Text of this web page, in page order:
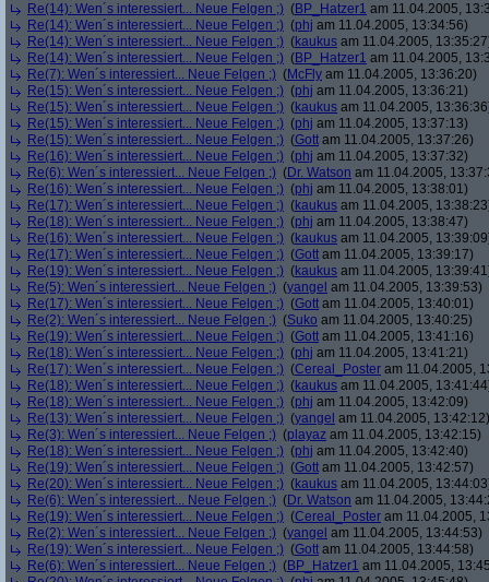
Re(14): Wen´s interessiert... Neue Felgen ;) (BP_Hatzer1 am 11.04.2005,
Re(14): Wen´s interessiert... Neue Felgen ;) (phj am 11.04.2005, 13:34:56)
Re(14): Wen´s interessiert... Neue Felgen ;) (kaukus am 11.04.2005,
Re(14): Wen´s interessiert... Neue Felgen ;) (BP_Hatzer1 am 11.04.2005,
Re(7): Wen´s interessiert... Neue Felgen ;) (McFly am 11.04.2005, 13:36:20)
Re(15): Wen´s interessiert... Neue Felgen ;) (phj am 11.04.2005, 13:36:21)
Re(15): Wen´s interessiert... Neue Felgen ;) (kaukus am 11.04.2005,
Re(15): Wen´s interessiert... Neue Felgen ;) (phj am 11.04.2005, 13:37:13)
Re(15): Wen´s interessiert... Neue Felgen ;) (Gott am 11.04.2005, 13:37:26)
Re(16): Wen´s interessiert... Neue Felgen ;) (phj am 11.04.2005, 13:37:32)
Re(6): Wen´s interessiert... Neue Felgen ;) (Dr. Watson am 11.04.2005,
Re(16): Wen´s interessiert... Neue Felgen ;) (phj am 11.04.2005, 13:38:01)
Re(17): Wen´s interessiert... Neue Felgen ;) (kaukus am 11.04.2005,
Re(18): Wen´s interessiert... Neue Felgen ;) (phj am 11.04.2005, 13:38:47)
Re(16): Wen´s interessiert... Neue Felgen ;) (kaukus am 11.04.2005,
Re(17): Wen´s interessiert... Neue Felgen ;) (Gott am 11.04.2005, 13:39:17)
Re(19): Wen´s interessiert... Neue Felgen ;) (kaukus am 11.04.2005,
Re(5): Wen´s interessiert... Neue Felgen ;) (yangel am 11.04.2005, 13:39:53)
Re(17): Wen´s interessiert... Neue Felgen ;) (Gott am 11.04.2005, 13:40:01)
Re(2): Wen´s interessiert... Neue Felgen ;) (Suko am 11.04.2005, 13:40:25)
Re(19): Wen´s interessiert... Neue Felgen ;) (Gott am 11.04.2005, 13:41:16)
Re(18): Wen´s interessiert... Neue Felgen ;) (phj am 11.04.2005, 13:41:21)
Re(17): Wen´s interessiert... Neue Felgen ;) (Cereal_Poster am 11.04.2005,
Re(18): Wen´s interessiert... Neue Felgen ;) (kaukus am 11.04.2005,
Re(18): Wen´s interessiert... Neue Felgen ;) (phj am 11.04.2005, 13:42:09)
Re(13): Wen´s interessiert... Neue Felgen ;) (yangel am 11.04.2005, 13:42:12)
Re(3): Wen´s interessiert... Neue Felgen ;) (playaz am 11.04.2005, 13:42:15)
Re(18): Wen´s interessiert... Neue Felgen ;) (phj am 11.04.2005, 13:42:40)
Re(19): Wen´s interessiert... Neue Felgen ;) (Gott am 11.04.2005, 13:42:57)
Re(20): Wen´s interessiert... Neue Felgen ;) (kaukus am 11.04.2005,
Re(6): Wen´s interessiert... Neue Felgen ;) (Dr. Watson am 11.04.2005,
Re(19): Wen´s interessiert... Neue Felgen ;) (Cereal_Poster am 11.04.2005,
Re(2): Wen´s interessiert... Neue Felgen ;) (yangel am 11.04.2005, 13:44:53)
Re(19): Wen´s interessiert... Neue Felgen ;) (Gott am 11.04.2005, 13:44:58)
Re(6): Wen´s interessiert... Neue Felgen ;) (BP_Hatzer1 am 11.04.2005,